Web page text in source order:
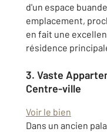
d'un espace
emplacement,
en fait une
résidence
3. Vaste
Centre-ville
Voir le bien
Dans un ancien